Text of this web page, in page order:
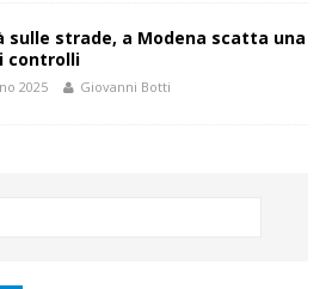
sulle strade, a Modena scatta una
controlli
2025 Giovanni Botti